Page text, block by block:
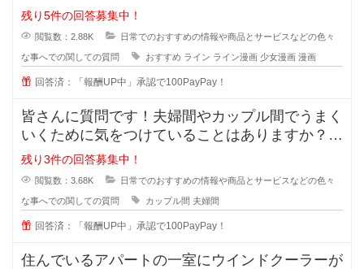
のおすすめがあれ
残り5件の回答募集中！
閲覧数：2.88K 日常でのおすすめの情報や商品とサービスなどの色々
な事へでの関しての質問 おすすめ ライン ライン漫画 少女漫画 漫画
回答済：「報酬UP中」承認で100PayPay！
皆さんに質問です！夫婦間やカップル間でうまく
いくために気をつけていることはありますか？
私は夫と結婚10年目ですが
残り3件の回答募集中！
閲覧数：3.68K 日常でのおすすめの情報や商品とサービスなどの色々
な事へでの関しての質問 カップル間 夫婦間
回答済：「報酬UP中」承認で100PayPay！
住んでいるアパートの一室にウインドクーラーが